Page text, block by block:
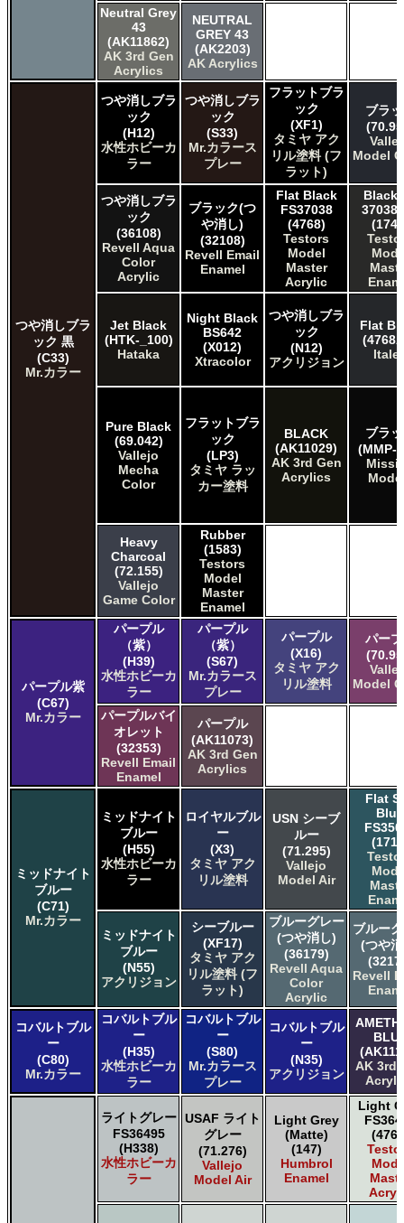
Neutral Grey
43
(AK11862)
AK 3rd Gen
Acrylics
NEUTRAL
GREY 43
(AK2203)
AK Acrylics
つや消しブラ
ック 黒
(C33)
Mr.カラー
つや消しブラ
ック
(H12)
水性ホビーカ
ラー
つや消しブラ
ック
(S33)
Mr.カラース
プレー
フラットブラ
ック
(XF1)
タミヤ アク
リル塗料 (フ
ラット)
ブラ
Model
つや消しブラ
ック
(36108)
Revell Aqua
Color
Acrylic
ブラック(つ
や消し)
(32108)
Revell Email
Enamel
Flat Black
FS37038
(4768)
Testors
Model
Master
Acrylic
Black
37038
Jet Black
(HTK-_100)
Hataka
Night Black
BS642
(X012)
Xtracolor
つや消しブラ
ック
(N12)
アクリジョン
Flat
Pure Black
(69.042)
Vallejo
Mecha
Color
フラットブラ
ック
(LP3)
タミヤ ラッ
カー塗料
BLACK
(AK11029)
AK 3rd Gen
Acrylics
ブラ
(MMP-
Heavy
Charcoal
(72.155)
Vallejo
Game Color
Rubber
(1583)
Testors
Model
Master
Enamel
パープル紫
(C67)
Mr.カラー
パープル
（紫）
(H39)
水性ホビーカ
ラー
パープル
（紫）
(S67)
Mr.カラース
プレー
パープル
(X16)
タミヤ アク
リル塗料
パー
Model
パープルバイ
オレット
(32353)
Revell Email
Enamel
パープル
(AK11073)
AK 3rd Gen
Acrylics
ミッドナイト
ブルー
(C71)
Mr.カラー
ミッドナイト
ブルー
(H55)
水性ホビーカ
ラー
ロイヤルブル
ー
(X3)
タミヤ アク
リル塗料
USN シーブ
ルー
(71.295)
Vallejo
Model Air
Flat
Blue
ミッドナイト
ブルー
(N55)
アクリジョン
シーブルー
(XF17)
タミヤ アク
リル塗料 (フ
ラット)
ブルーグレー
(つや消し)
(36179)
Revell Aqua
Color
Acrylic
ブルー
(つや
Revell
コバルトブル
ー
(C80)
Mr.カラー
コバルトブル
ー
(H35)
水性ホビーカ
ラー
コバルトブル
ー
(S80)
Mr.カラース
プレー
コバルトブル
ー
(N35)
アクリジョン
AK 3rd
ライトグレー
FS36495
(H338)
水性ホビーカ
ラー
USAF ライト
グレー
(71.276)
Vallejo
Model Air
Light Grey
(Matte)
(147)
Humbrol
Enamel
Light